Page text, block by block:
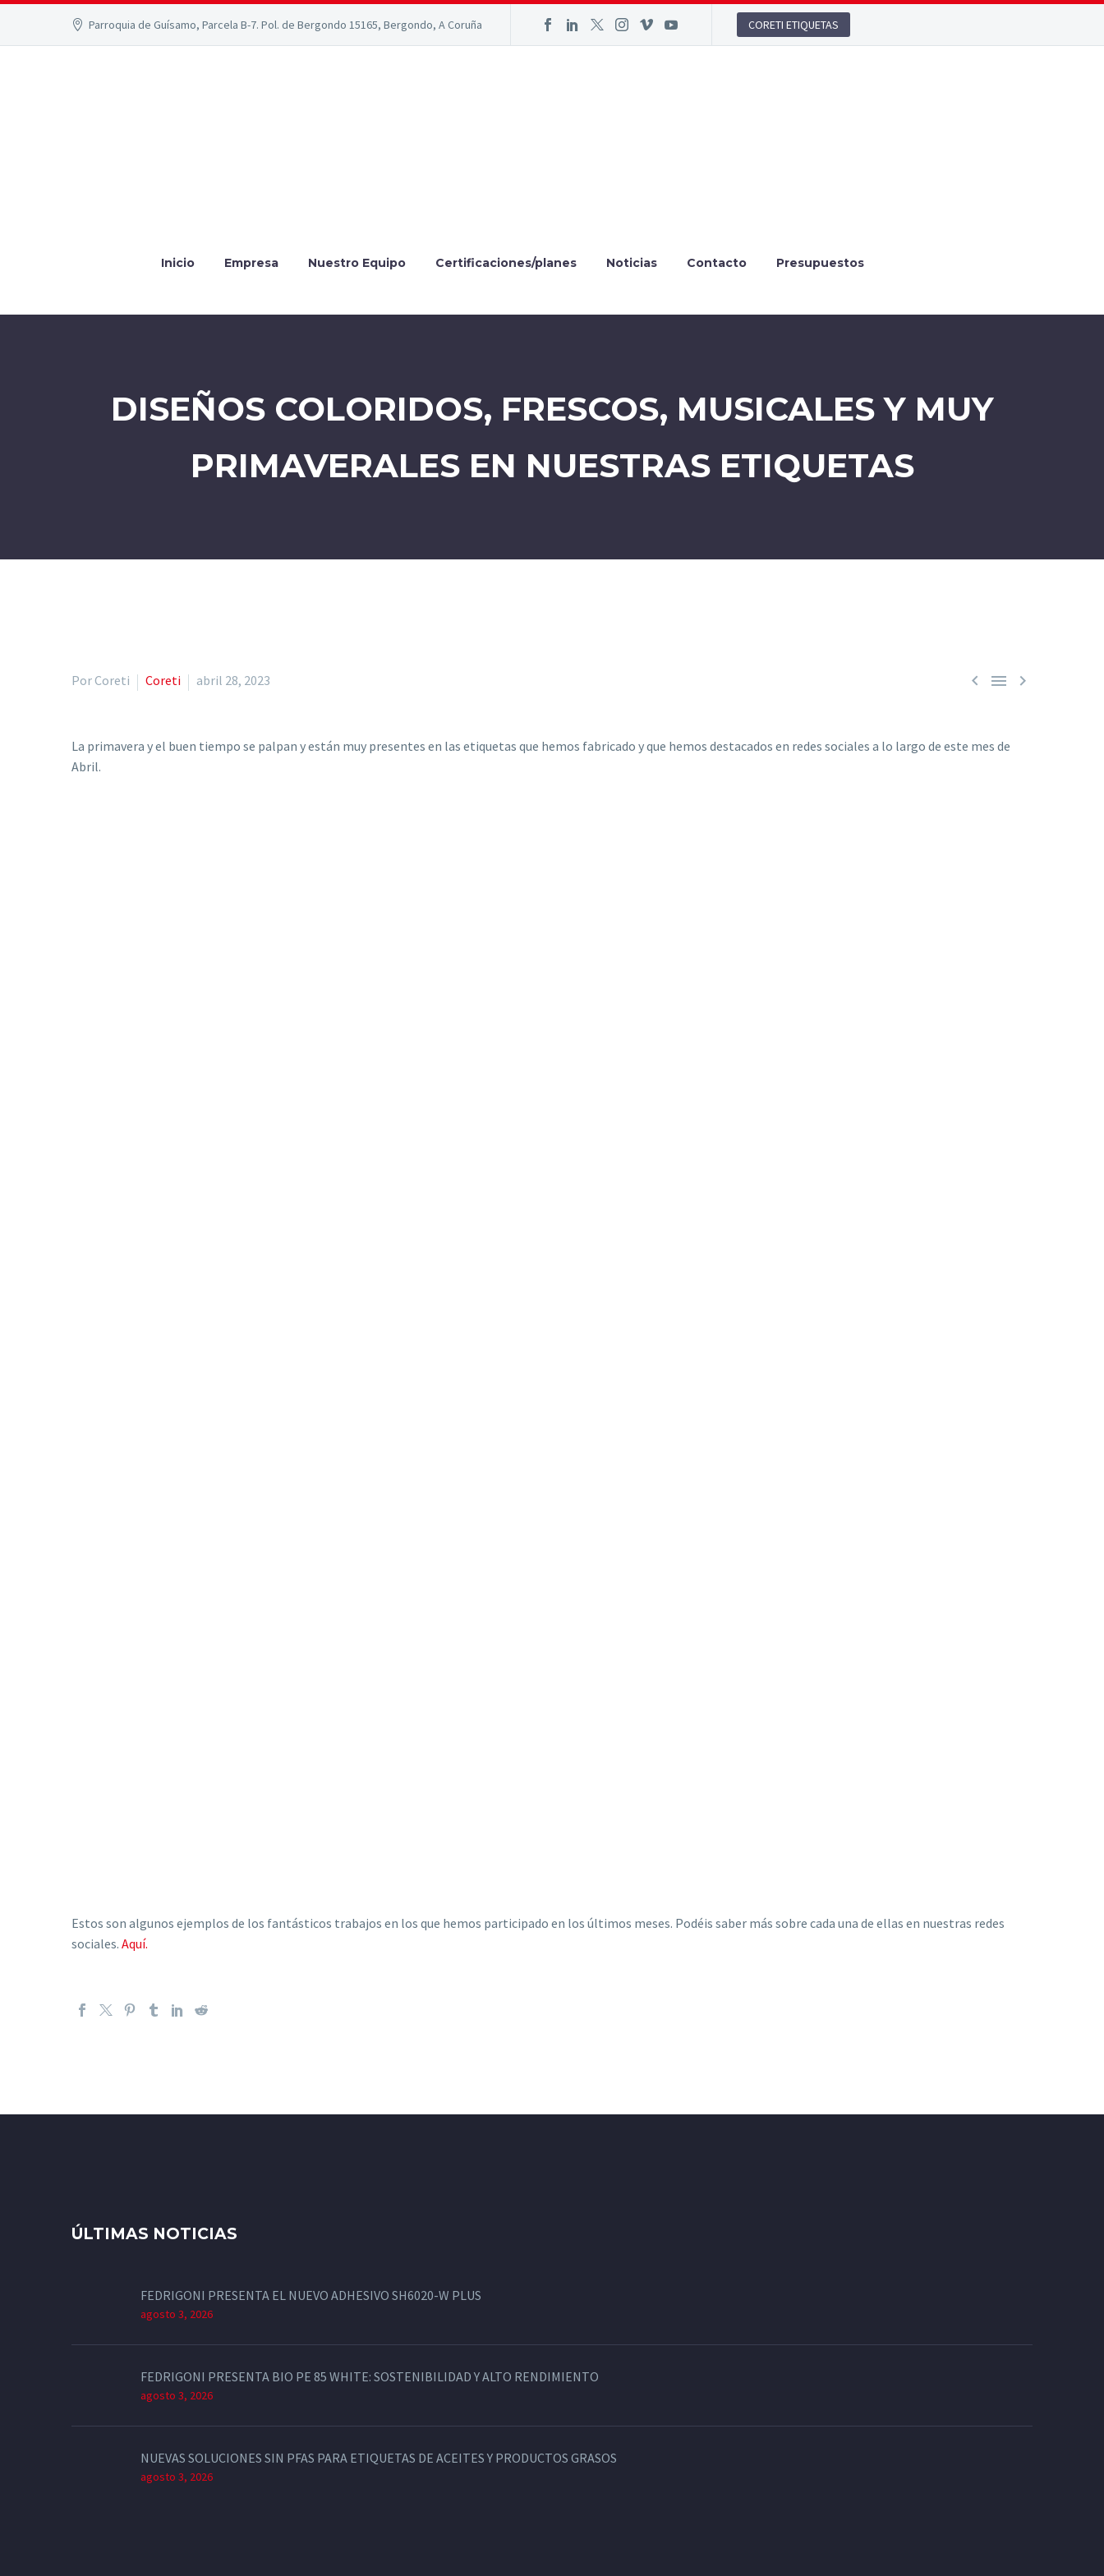
Parroquia de Guísamo, Parcela B-7. Pol. de Bergondo 15165, Bergondo, A Coruña CORETI ETIQUETAS
Inicio Empresa Nuestro Equipo Certificaciones/planes Noticias Contacto Presupuestos
DISEÑOS COLORIDOS, FRESCOS, MUSICALES Y MUY
PRIMAVERALES EN NUESTRAS ETIQUETAS
  
Por Coreti Coreti abril 28, 2023
La primavera y el buen tiempo se palpan y están muy presentes en las etiquetas que hemos fabricado y que hemos destacados en redes sociales a lo largo de este mes de
Abril.
Estos son algunos ejemplos de los fantásticos trabajos en los que hemos participado en los últimos meses. Podéis saber más sobre cada una de ellas en nuestras redes
sociales. Aquí.
ÚLTIMAS NOTICIAS
FEDRIGONI PRESENTA EL NUEVO ADHESIVO SH6020-W PLUS
agosto 3, 2026
FEDRIGONI PRESENTA BIO PE 85 WHITE: SOSTENIBILIDAD Y ALTO RENDIMIENTO
agosto 3, 2026
NUEVAS SOLUCIONES SIN PFAS PARA ETIQUETAS DE ACEITES Y PRODUCTOS GRASOS
agosto 3, 2026